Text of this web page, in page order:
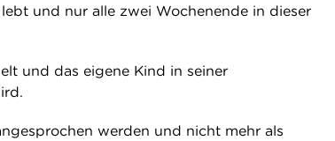
und nur alle zwei Wochenende in dieser
und das eigene Kind in seiner
werden und nicht mehr als